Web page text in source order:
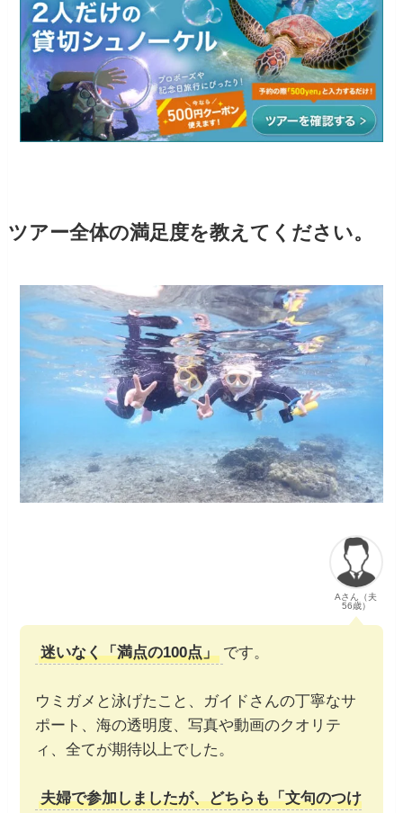
ツアー全体の満足度を教えてください。
Aさん（夫
56歳）
迷いなく「満点の100点」 です。
ウミガメと泳げたこと、ガイドさんの丁寧なサ
ポート、海の透明度、写真や動画のクオリテ
ィ、全てが期待以上でした。
夫婦で参加しましたが、どちらも「文句のつけ